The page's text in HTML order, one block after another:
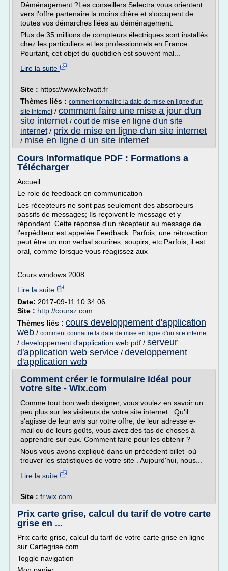
Déménagement ?Les conseillers Selectra vous orientent
vers l'offre partenaire la moins chère et s'occupent de
toutes vos démarches liées au déménagement.
Plus de 35 millions de compteurs électriques sont installés
chez les particuliers et les professionnels en France.
Pourtant, cet objet du quotidien est souvent mal...
Lire la suite
Site : https://www.kelwatt.fr
Thèmes liés : comment connaitre la date de mise en ligne d'un
site internet/ comment faire une mise a jour d'un
site internet / cout de mise en ligne d'un site
internet/ prix de mise en ligne d'un site internet
/ mise en ligne d un site internet
Cours Informatique PDF : Formations a
Télécharger
Accueil
Le role de feedback en communication
Les récepteurs ne sont pas seulement des absorbeurs
passifs de messages; Ils reçoivent le message et y
répondent. Cette réponse d'un récepteur au message de
l'expéditeur est appelée Feedback. Parfois, une rétroaction
peut être un non verbal sourires, soupirs, etc Parfois, il est
oral, comme lorsque vous réagissez aux
Cours windows 2008...
Lire la suite
Date: 2017-09-11 10:34:06
Site : http://coursz.com
Thèmes liés : cours developpement d'application
web / comment connaitre la date de mise en ligne d'un site internet
/ developpement d'application web pdf / serveur
d'application web service / developpement
d'application web
Comment créer le formulaire idéal pour
votre site - Wix.com
Comme tout bon web designer, vous voulez en savoir un
peu plus sur les visiteurs de votre site internet . Qu'il
s'agisse de leur avis sur votre offre, de leur adresse e-
mail ou de leurs goûts, vous avez des tas de choses à
apprendre sur eux. Comment faire pour les obtenir ?
Nous vous avons expliqué dans un précédent billet où
trouver les statistiques de votre site . Aujourd'hui, nous...
Lire la suite
Site : fr.wix.com
Prix carte grise, calcul du tarif de votre carte
grise en ...
Prix carte grise, calcul du tarif de votre carte grise en ligne
sur Cartegrise.com
Toggle navigation